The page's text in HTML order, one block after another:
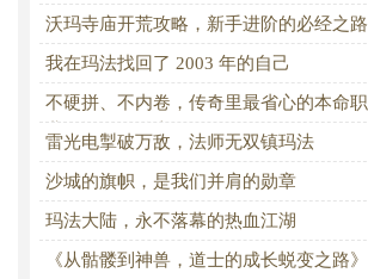
沃玛寺庙开荒攻略，新手进阶的必经之路
我在玛法找回了 2003 年的自己
不硬拼、不内卷，传奇里最省心的本命职
业，还得是道士
雷光电掣破万敌，法师无双镇玛法
沙城的旗帜，是我们并肩的勋章
玛法大陆，永不落幕的热血江湖
《从骷髅到神兽，道士的成长蜕变之路》